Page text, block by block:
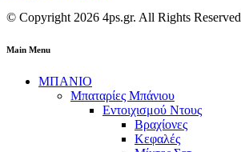
© Copyright 2026 4ps.gr. All Rights Reserved
Main Menu
ΜΠΑΝΙΟ
Μπαταρίες Μπάνιου
Εντοιχισμού Ντους
Βραχίονες
Κεφαλές